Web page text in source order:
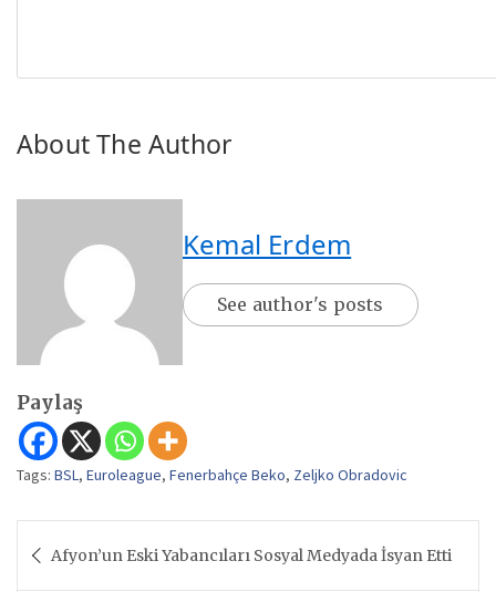
About The Author
Kemal Erdem
See author's posts
Paylaş
Tags: BSL, Euroleague, Fenerbahçe Beko, Zeljko Obradovic
gezinmesi
Afyon’un Eski Yabancıları Sosyal Medyada İsyan Etti